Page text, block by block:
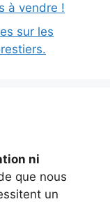
à vendre !
sur les
ni
que nous
un